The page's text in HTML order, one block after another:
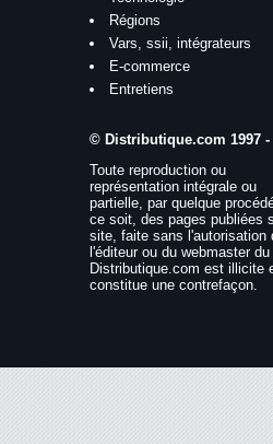
Régions
Vars, ssii, intégrateurs
E-commerce
Entretiens
© Distributique.com 1997 -
Toute reproduction ou
représentation intégrale ou
partielle, par quelque
ce soit, des pages publiées
site, faite sans l'autorisation
l'éditeur ou du webmaster
Distributique.com est illicite
constitue une contrefaçon.